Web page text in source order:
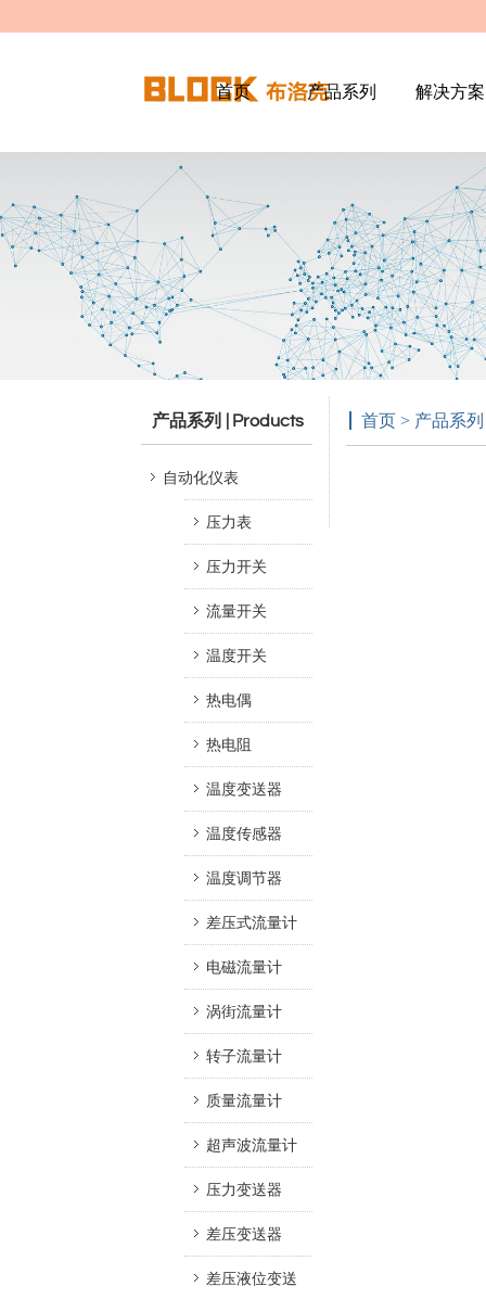
首页 产品系列 解决方案
产品系列 | Products
自动化仪表
压力表
压力开关
流量开关
温度开关
热电偶
热电阻
温度变送器
温度传感器
温度调节器
差压式流量计
电磁流量计
涡街流量计
转子流量计
质量流量计
超声波流量计
压力变送器
差压变送器
差压液位变送
首页 > 产品系